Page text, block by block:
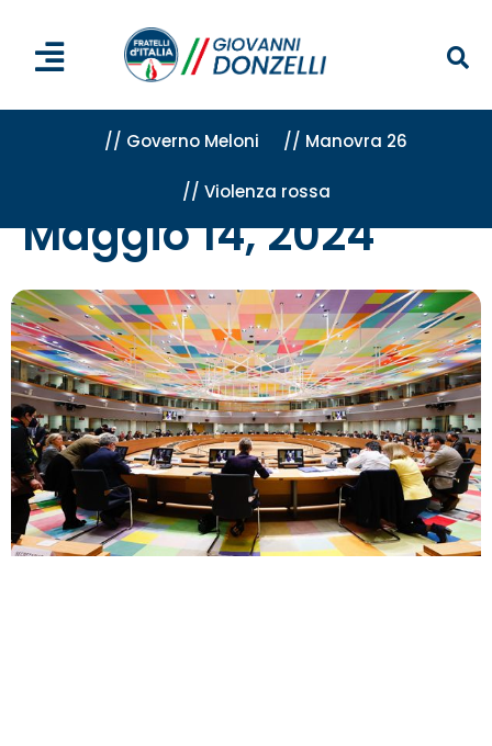
// Governo Meloni // Manovra 26
// Violenza rossa
Archivi per 14 Maggio 2024
Maggio 14, 2024